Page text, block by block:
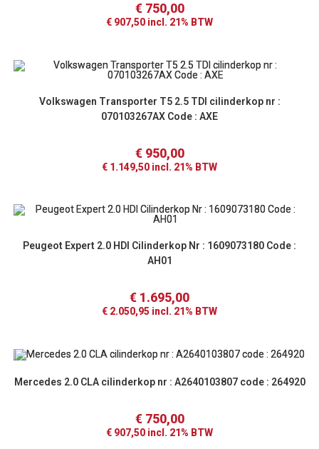
€750,00
€ 907,50 incl. 21% BTW
Volkswagen Transporter T5 2.5 TDI cilinderkop nr :
070103267AX Code : AXE
€950,00
€ 1.149,50 incl. 21% BTW
Peugeot Expert 2.0 HDI Cilinderkop Nr : 1609073180 Code :
AH01
€ 1.695,00
€ 2.050,95 incl. 21% BTW
Mercedes 2.0 CLA cilinderkop nr : A2640103807 code : 264920
€750,00
€ 907,50 incl. 21% BTW